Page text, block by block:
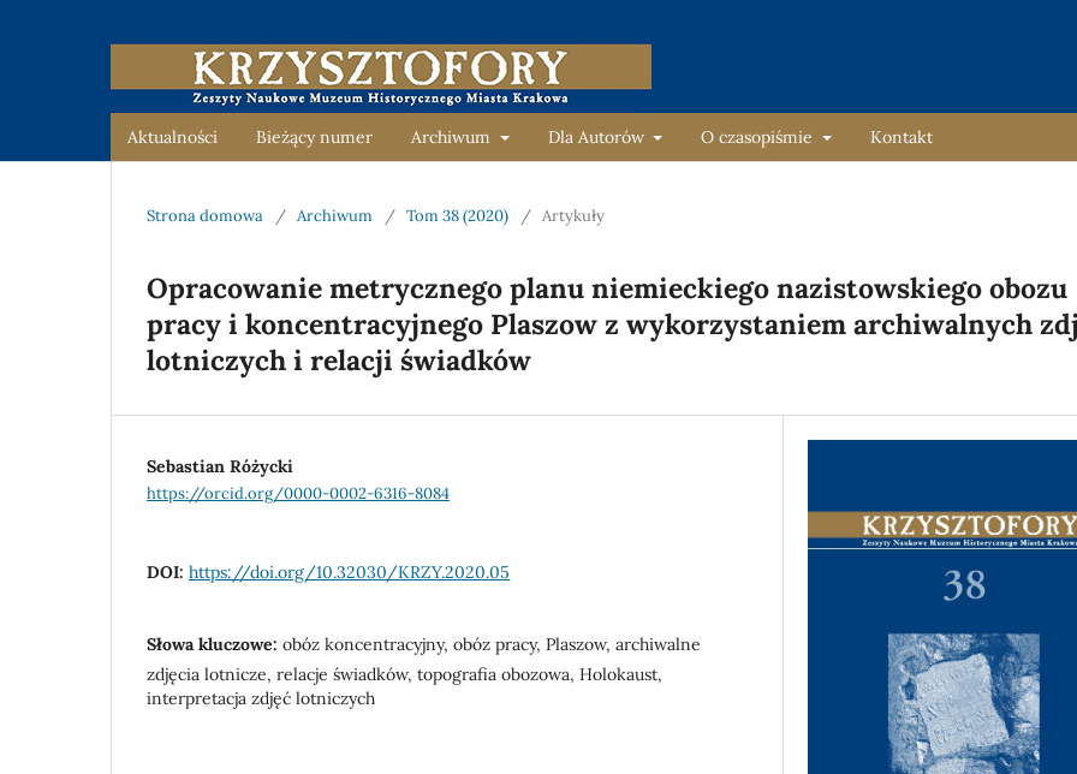
Aktualności Bieżący numer Archiwum Dla Autorów O czasopiśmie Kontakt
Strona domowa / Archiwum / Tom 38 (2020) / Artykuły
Opracowanie metrycznego planu niemieckiego nazistowskiego obozu
pracy i koncentracyjnego Plaszow z wykorzystaniem archiwalnych
lotniczych i relacji świadków
Sebastian Różycki
https://orcid.org/0000-0002-6316-8084
DOI: https://doi.org/10.32030/KRZY.2020.05
Słowa kluczowe: obóz koncentracyjny, obóz pracy, Plaszow, archiwalne
zdjęcia lotnicze, relacje świadków, topografia obozowa, Holokaust,
interpretacja zdjęć lotniczych